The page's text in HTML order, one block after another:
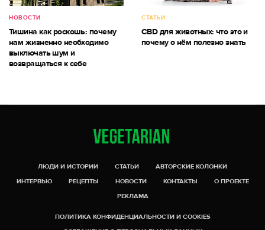
НОВОСТИ
Тишина как роскошь: почему
нам жизненно необходимо
выключать шум и
возвращаться к себе
СТАТЬИ
CBD для животных: что это и
почему о нём полезно знать
ЛЮДИ И ИСТОРИИ СТАТЬИ
АВТОРСКИЕ КОЛОНКИ
ИНТЕРВЬЮ
РЕЦЕПТЫ НОВОСТИ КОНТАКТЫ
О ПРОЕКТЕ
РЕКЛАМА
ПОЛИТИКА КОНФИДЕНЦИАЛЬНОСТИ И COOKIES